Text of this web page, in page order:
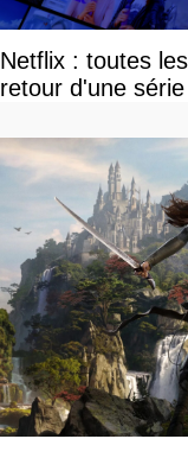
Netflix : toutes
retour d'une